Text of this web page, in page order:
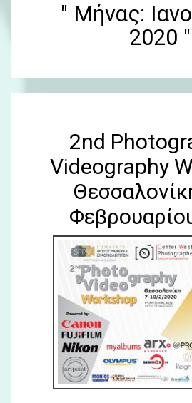
" Μήνας:
2020 "
2nd
Videography